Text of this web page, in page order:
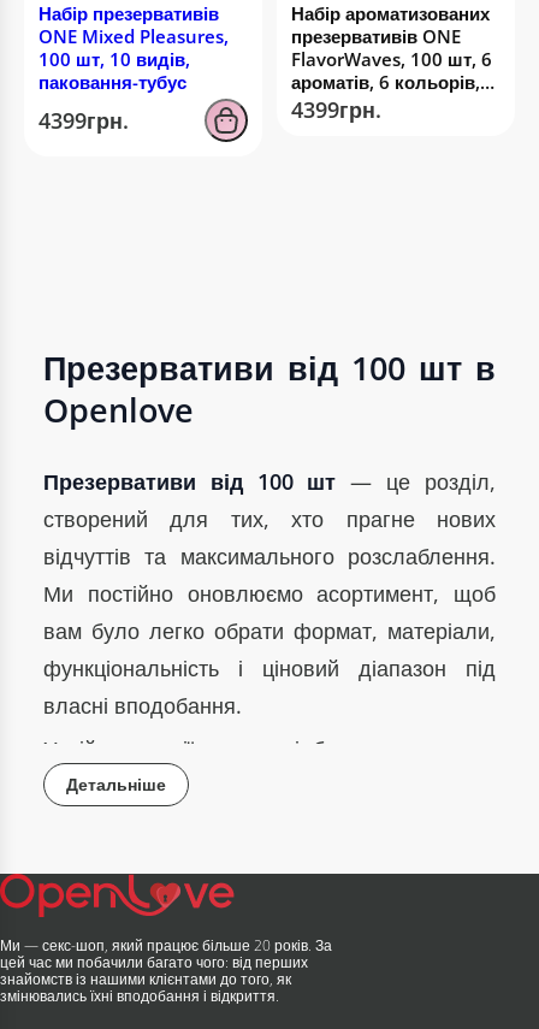
Набір презервативів
ONE Mixed Pleasures,
100 шт, 10 видів,
паковання-тубус
4399грн.
Набір ароматизованих
презервативів ONE
FlavorWaves, 100 шт, 6
ароматів, 6 кольорів,
паковання-тубус
4399грн.
Презервативи від 100 шт в
Openlove
Презервативи від 100 шт — це розділ,
створений для тих, хто прагне нових
відчуттів та максимального розслаблення.
Ми постійно оновлюємо асортимент, щоб
вам було легко обрати формат, матеріали,
функціональність і ціновий діапазон під
власні вподобання.
У цій категорії зручно підбирати товари як
для першого знайомства з інтимною
Як обрати найкращий варіант?
Звертайте увагу на ключові характеристики:
Детальніше
Ми — секс-шоп, який працює більше 20 років. За
цей час ми побачили багато чого: від перших
знайомств із нашими клієнтами до того, як
змінювались їхні вподобання і відкриття.